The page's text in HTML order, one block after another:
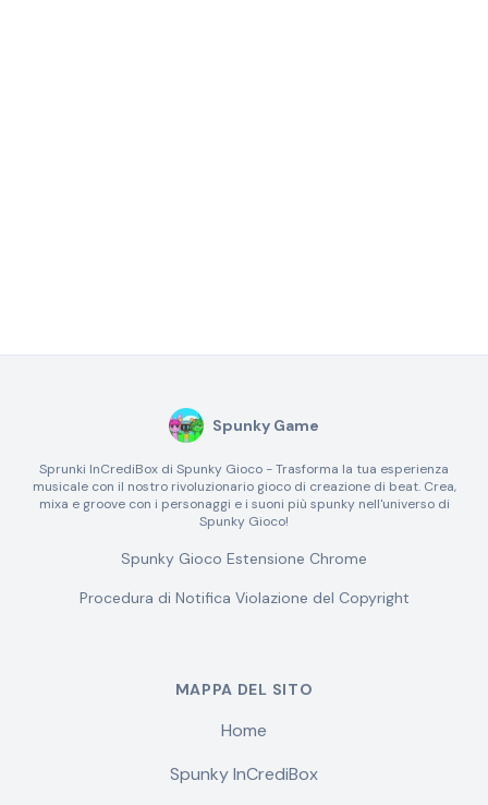
Spunky Game
Sprunki InCrediBox di Spunky Gioco - Trasforma la tua esperienza
musicale con il nostro rivoluzionario gioco di creazione di beat. Crea,
mixa e groove con i personaggi e i suoni più spunky nell'universo di
Spunky Gioco!
Spunky Gioco Estensione Chrome
Procedura di Notifica Violazione del Copyright
MAPPA DEL SITO
Home
Spunky InCrediBox